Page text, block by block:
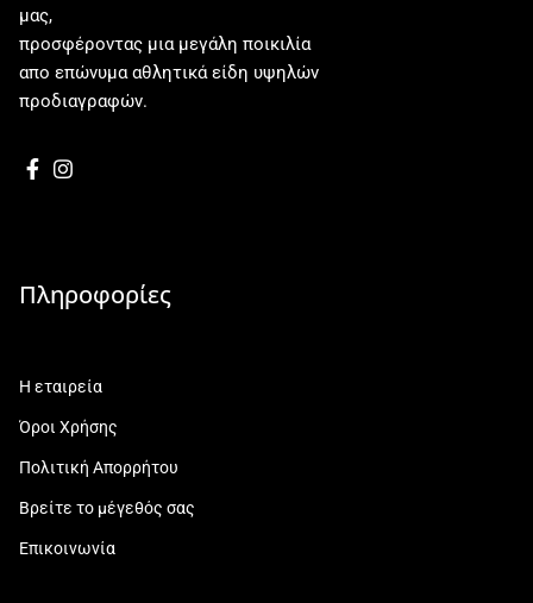
μας,
προσφέροντας μια μεγάλη ποικιλία
απο επώνυμα αθλητικά είδη υψηλών
προδιαγραφών.
Πληροφορίες
Η εταιρεία
Όροι Χρήσης
Πολιτική Απορρήτου
Βρείτε το μέγεθός σας
Επικοινωνία